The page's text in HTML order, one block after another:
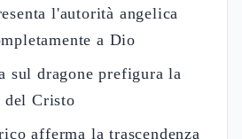
l'autorità angelica
a Dio
sul dragone prefigura la
Cristo
afferma la trascendenza